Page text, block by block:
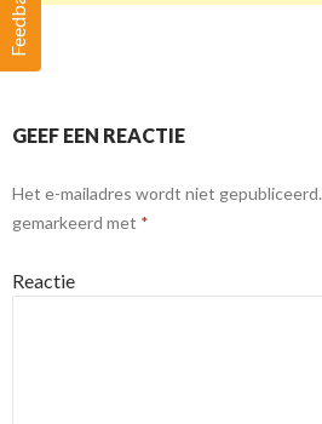
GEEF EEN REACTIE
Het e-mailadres wordt niet gepubliceerd.
gemarkeerd met *
Reactie